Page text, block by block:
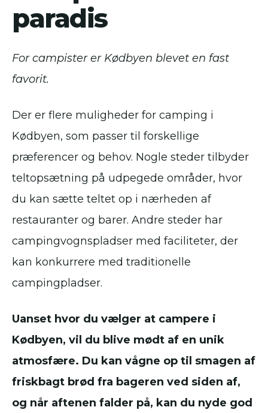
paradis
For campister er Kødbyen blevet en fast
favorit.
Der er flere muligheder for camping i
Kødbyen, som passer til forskellige
præferencer og behov. Nogle steder tilbyder
teltopsætning på udpegede områder, hvor
du kan sætte teltet op i nærheden af
restauranter og barer. Andre steder har
campingvognspladser med faciliteter, der
kan konkurrere med traditionelle
campingpladser.
Uanset hvor du vælger at campere i
Kødbyen, vil du blive mødt af en unik
atmosfære. Du kan vågne op til smagen af
friskbagt brød fra bageren ved siden af,
og når aftenen falder på, kan du nyde god